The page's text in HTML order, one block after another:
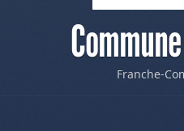
Franche-